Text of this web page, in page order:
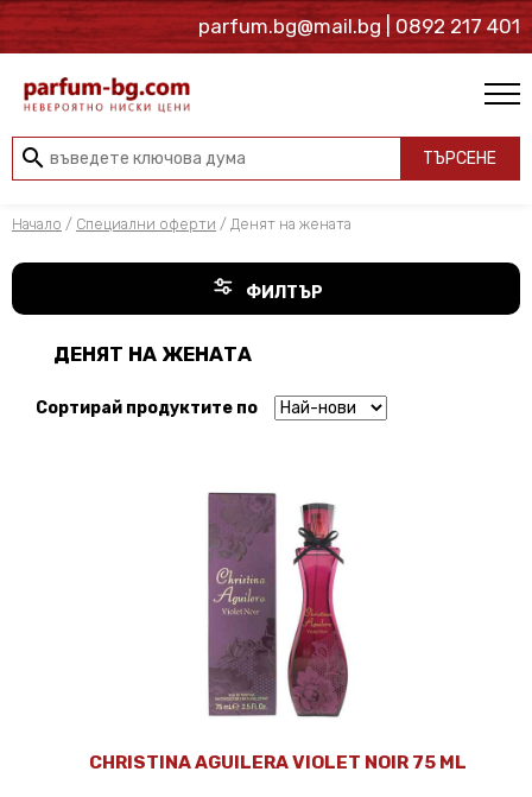
parfum.bg@mail.bg | 0892 217 401
search ТЪРСЕНЕ
Начало / Специални оферти / Денят на жената
ФИЛТЪР
ДЕНЯТ НА ЖЕНАТА
Сортирай продуктите по
CHRISTINA AGUILERA VIOLET NOIR 75 ML